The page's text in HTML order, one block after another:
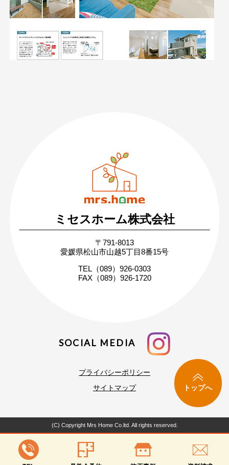
トップへ
営業時間：月〜土 8:30 〜 17:30
日・祝 9:30 〜 17:30
無料相談・お問い合わせ
まずはお気軽にご相談ください
家づくりの疑問や不安にお答えします
ミセスホーム株式会社
〒791-8013
愛媛県松山市山越5丁目8番15号
TEL（089）926-0303
FAX（089）926-1720
SOCIAL MEDIA
プライバシーポリシー
サイトマップ
(C) Copyright Mrs Home Co.ltd. All rights reserved.